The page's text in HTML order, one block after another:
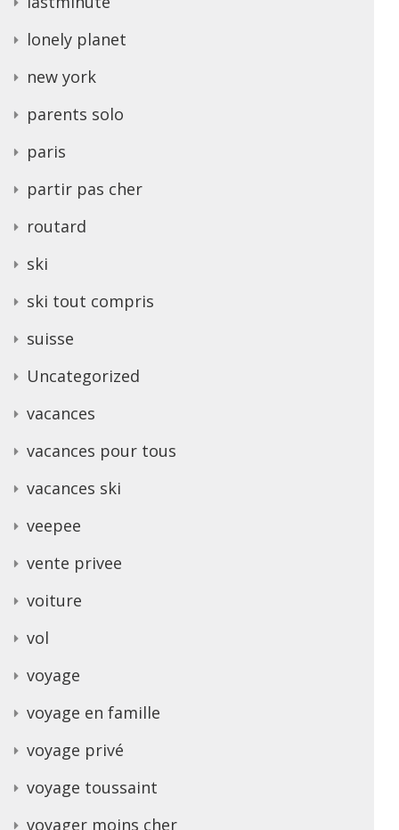
lonely planet
new york
parents solo
paris
partir pas cher
routard
ski
ski tout compris
suisse
Uncategorized
vacances
vacances pour tous
vacances ski
veepee
vente privee
voiture
vol
voyage
voyage en famille
voyage privé
voyage toussaint
voyager moins cher